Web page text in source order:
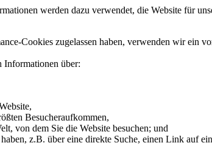
werden dazu verwendet, die Website für
Cookies zugelassen haben, verwenden wir ein
Informationen über:
Besucheraufkommen,
von dem Sie die Website besuchen; und
z.B. über eine direkte Suche, einen Link auf